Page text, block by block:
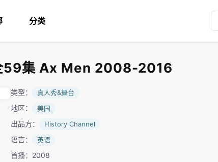
分类
59集 Ax Men 2008-2016
类型： 真人秀&舞台
地区： 美国
出品方： History Channel
语言： 英语
首播：2008